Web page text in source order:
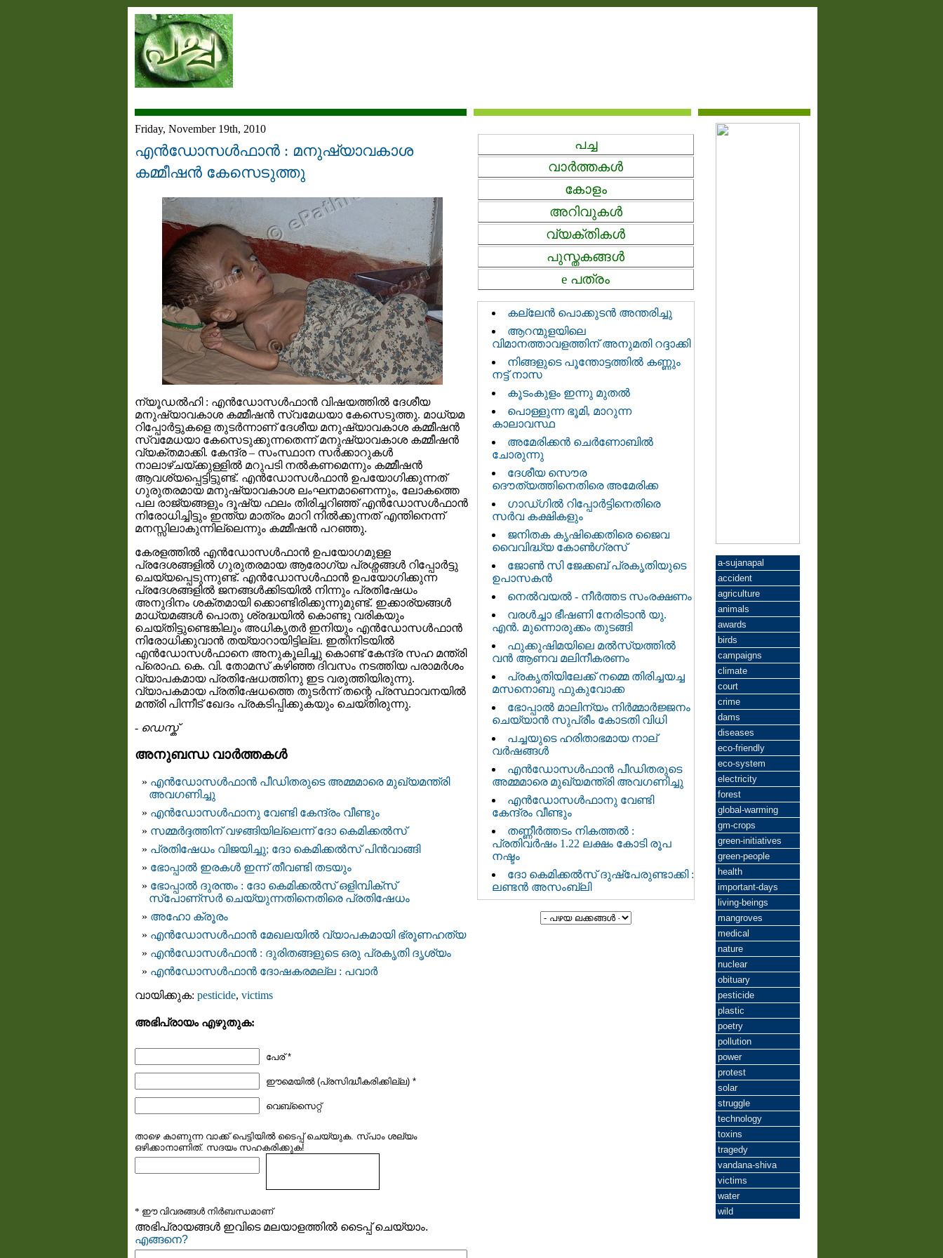
Friday, November 19th, 2010
എന്‍ഡോസള്‍ഫാന്‍ : മനുഷ്യാവകാശ
കമ്മീഷന്‍ കേസെടുത്തു
ന്യൂഡല്‍ഹി : എന്‍ഡോസള്‍ഫാന്‍ വിഷയത്തില്‍ ദേശീയ
മനുഷ്യാവകാശ കമ്മീഷന്‍ സ്വമേധയാ കേസെടുത്തു. മാധ്യമ
റിപ്പോര്‍ട്ടുകളെ തുടര്‍ന്നാണ് ദേശീയ മനുഷ്യാവകാശ കമ്മീഷന്‍
സ്വമേധയാ കേസെടുക്കുന്നതെന്ന് മനുഷ്യാവകാശ കമ്മീഷന്‍
വ്യക്തമാക്കി. കേന്ദ്ര – സംസ്ഥാന സര്‍ക്കാറുകള്‍
നാലാഴ്ചയ്ക്കുള്ളില്‍ മറുപടി നല്‍കണമെന്നും കമ്മീഷന്‍
ആവശ്യപ്പെട്ടിട്ടുണ്ട്. എന്‍ഡോസള്‍ഫാന്‍ ഉപയോഗിക്കുന്നത്
ഗുരുതരമായ മനുഷ്യാവകാശ ലംഘനമാണെന്നും, ലോകത്തെ
പല രാജ്യങ്ങളും ദൂഷ്യ ഫലം തിരിച്ചറിഞ്ഞ് എന്‍ഡോസള്‍ഫാന്‍
നിരോധിച്ചിട്ടും ഇന്ത്യ മാത്രം മാറി നില്‍ക്കുന്നത് എന്തിനെന്ന്
മനസ്സിലാകുന്നില്ലെന്നും കമ്മീഷന്‍ പറഞ്ഞു.
കേരളത്തില്‍ എന്‍ഡോസള്‍ഫാന്‍ ഉപയോഗമുള്ള
പ്രദേശങ്ങളില്‍ ഗുരുതരമായ ആരോഗ്യ പ്രശ്നങ്ങള്‍ റിപ്പോര്‍ട്ടു
ചെയ്യപ്പെടുന്നുണ്ട്. എന്‍ഡോസള്‍ഫാന്‍ ഉപയോഗിക്കുന്ന
പ്രദേശങ്ങളില്‍ ജനങ്ങള്‍ക്കിടയില്‍ നിന്നും പ്രതിഷേധം
അനുദിനം ശക്തമായി ക്കൊണ്ടിരിക്കുന്നുമുണ്ട്. ഇക്കാര്യങ്ങള്‍
മാധ്യമങ്ങള്‍ പൊതു ശ്രദ്ധയില്‍ കൊണ്ടു വരികയും
ചെയ്തിട്ടുണ്ടെങ്കിലും അധികൃതര്‍ ഇനിയും എന്‍ഡോസള്‍ഫാന്‍
നിരോധിക്കുവാന്‍ തയ്യാറായിട്ടില്ല. ഇതിനിടയില്‍
എന്‍ഡോസള്‍ഫാനെ അനുകൂലിച്ചു കൊണ്ട് കേന്ദ്ര സഹ മന്ത്രി
പ്രൊഫ. കെ. വി. തോമസ് കഴിഞ്ഞ ദിവസം നടത്തിയ പരാമര്‍ശം
വ്യാപകമായ പ്രതിഷേധത്തിനു ഇട വരുത്തിയിരുന്നു.
വ്യാപകമായ പ്രതിഷേധത്തെ തുടര്‍ന്ന് തന്റെ പ്രസ്ഥാവനയില്‍
മന്ത്രി പിന്നീട് ഖേദം പ്രകടിപ്പിക്കുകയും ചെയ്തിരുന്നു.
- ഡെസ്ക്
അനുബന്ധ വാര്‍ത്തകള്‍
എന്‍ഡോസള്‍ഫാന്‍ പീഡിതരുടെ അമ്മമാരെ മുഖ്യമന്ത്രി
അവഗണിച്ചു
എന്‍ഡോസള്‍ഫാനു വേണ്ടി കേന്ദ്രം വീണ്ടും
സമ്മര്‍ദ്ദത്തിന് വഴങ്ങിയില്ലെന്ന് ദോ കെമിക്കല്‍സ്‌
പ്രതിഷേധം വിജയിച്ചു; ദോ കെമിക്കല്‍സ്‌ പിന്‍വാങ്ങി
ഭോപ്പാല്‍ ഇരകള്‍ ഇന്ന് തീവണ്ടി തടയും
ഭോപ്പാല്‍ ദുരന്തം : ദോ കെമിക്കല്‍സ്‌ ഒളിമ്പിക്സ്‌
സ്പോണ്സര്‍ ചെയ്യുന്നതിനെതിരെ പ്രതിഷേധം
അഹോ ക്രൂരം
എന്‍ഡോസള്‍ഫാന്‍ മേഖലയില്‍ വ്യാപകമായി ഭ്രൂണഹത്യ
എന്‍ഡോസള്‍ഫാന്‍ : ദുരിതങ്ങളുടെ ഒരു പ്രകൃതി ദൃശ്യം
എന്‍ഡോസള്‍ഫാന്‍ ദോഷകരമല്ല : പവാര്‍
വായിക്കുക: pesticide, victims
അഭിപ്രായം എഴുതുക:
പേര് *
ഈമെയില്‍ (പ്രസിദ്ധീകരിക്കില്ല) *
വെബ്സൈറ്റ്
താഴെ കാണുന്ന വാക്ക് പെട്ടിയില്‍ ടൈപ്പ്‌ ചെയ്യുക. സ്പാം ശല്യം
ഒഴിക്കാനാണിത്. സദയം സഹകരിക്കുക!
* ഈ വിവരങ്ങള്‍ നിര്‍ബന്ധമാണ്
അഭിപ്രായങ്ങള്‍ ഇവിടെ മലയാളത്തില്‍ ടൈപ്പ് ചെയ്യാം.
എങ്ങനെ?
പച്ച‍
വാര്‍ത്തകള്‍
കോളം
അറിവുകള്‍‍
വ്യക്തികള്‍
പുസ്തകങ്ങള്‍‍
e പത്രം
കല്ലേൻ പൊക്കുടൻ അന്തരിച്ചു
ആറന്മുളയിലെ
വിമാനത്താവളത്തിന്‌ അനുമതി റദ്ദാക്കി
നിങ്ങളുടെ പൂന്തോട്ടത്തിൽ കണ്ണും
നട്ട് നാസ
കൂടംകുളം ഇന്നു മുതൽ
പൊള്ളുന്ന ഭൂമി, മാറുന്ന
കാലാവസ്ഥ
അമേരിക്കൻ ചെർണോബിൽ
ചോരുന്നു
ദേശീയ സൌര
ദൌത്യത്തിനെതിരെ അമേരിക്ക
ഗാഡ്ഗില്‍ റിപ്പോര്‍ട്ടിനെതിരെ
സര്‍വ കക്ഷികളും
ജനിതക കൃഷിക്കെതിരെ ജൈവ
വൈവിദ്ധ്യ കോൺഗ്രസ്
ജോണ്‍ സി ജേക്കബ് പ്രകൃതിയുടെ
ഉപാസകന്‍
നെല്‍വയൽ ‍- നീര്‍ത്തട സംരക്ഷണം
വരള്‍ച്ചാ ഭീഷണി നേരിടാന്‍ യു.
എൻ. മുന്നൊരുക്കം തുടങ്ങി
ഫുക്കുഷിമയിലെ മൽസ്യത്തിൽ
വൻ ആണവ മലിനീകരണം
പ്രകൃതിയിലേക്ക് നമ്മെ തിരിച്ചയച്ച
മസനൊബു ഫുകുവോക്ക
ഭോപ്പാൽ മാലിന്യം നിർമ്മാർജ്ജനം
ചെയ്യാൻ സുപ്രീം കോടതി വിധി
പച്ചയുടെ ഹരിതാഭമായ നാല്
വര്‍ഷങ്ങള്‍
എന്‍ഡോസള്‍ഫാന്‍ പീഡിതരുടെ
അമ്മമാരെ മുഖ്യമന്ത്രി അവഗണിച്ചു
എന്‍ഡോസള്‍ഫാനു വേണ്ടി
കേന്ദ്രം വീണ്ടും
തണ്ണീര്‍ത്തടം നികത്തൽ :‍
പ്രതിവര്‍ഷം 1.22 ലക്ഷം കോടി രൂപ
നഷ്ടം
ദോ കെമിക്കൽസ് ദുഷ്പേരുണ്ടാക്കി :
ലണ്ടൻ അസംബ്ലി
a-sujanapal
accident
agriculture
animals
awards
birds
campaigns
climate
court
crime
dams
diseases
eco-friendly
eco-system
electricity
forest
global-warming
gm-crops
green-initiatives
green-people
health
important-days
living-beings
mangroves
medical
nature
nuclear
obituary
pesticide
plastic
poetry
pollution
power
protest
solar
struggle
technology
toxins
tragedy
vandana-shiva
victims
water
wild